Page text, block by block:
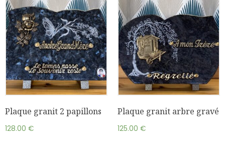
Plaque granit 2 papillons
128.00 €
Plaque granit arbre gravé
125.00 €